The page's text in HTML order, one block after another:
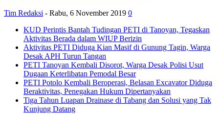
Tim Redaksi - Rabu, 6 November 2019 0
KUD Perintis Bantah Tudingan PETI di Tanoyan, Tegaskan
Aktivitas Berada dalam WIUP Berizin
Aktivitas PETI Diduga Kian Masif di Gunung Tagin, Warga
Desak APH Turun Tangan
PETI Tanoyan Kembali Disorot, Warga Desak Polisi Usut
Dugaan Keterlibatan Pemodal Besar
PETI Potolo Kembali Beroperasi, Belasan Excavator Diduga
Beraktivitas, Penegakan Hukum Dipertanyakan
Tiga Tahun Luapan Drainase di Tabang dan Solusi yang Tak
Kunjung Datang